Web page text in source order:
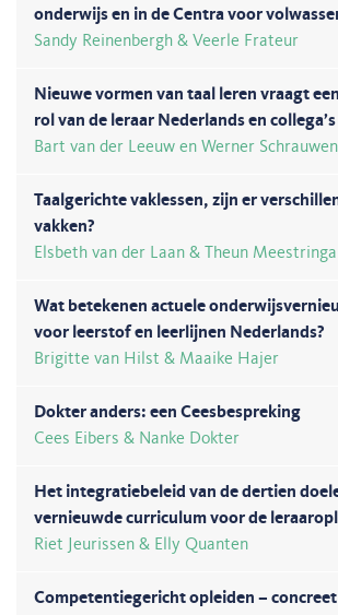
onderwijs en in de Centra voor
Sandy Reinenbergh & Veerle Frateur
Nieuwe vormen van taal leren vraagt
rol van de leraar Nederlands en collega’s
Bart van der Leeuw en Werner Schrauwen
Taalgerichte vaklessen, zijn er
vakken?
Elsbeth van der Laan & Theun Meestringa
Wat betekenen actuele
voor leerstof en leerlijnen Nederlands?
Brigitte van Hilst & Maaike Hajer
Dokter anders: een Ceesbespreking
Cees Eibers & Nanke Dokter
Het integratiebeleid van de dertien
vernieuwde curriculum voor de
Riet Jeurissen & Elly Quanten
Competentiegericht opleiden –